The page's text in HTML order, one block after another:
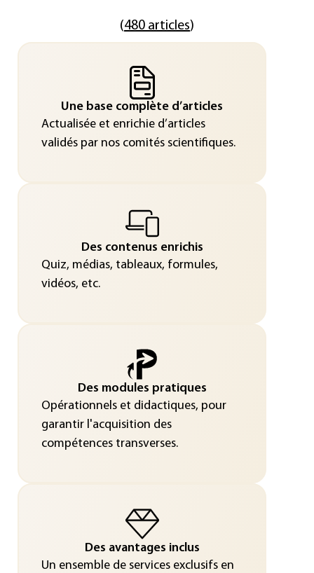
(480 articles)
Une base complète d’articles
Actualisée et enrichie d’articles
validés par nos comités scientifiques.
Des contenus enrichis
Quiz, médias, tableaux, formules,
vidéos, etc.
Des modules pratiques
Opérationnels et didactiques, pour
garantir l'acquisition des
compétences transverses.
Des avantages inclus
Un ensemble de services exclusifs en